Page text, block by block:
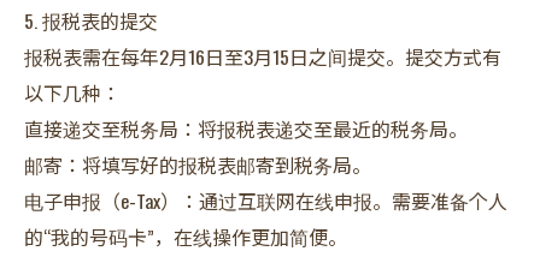
5. 报税表的提交
报税表需在每年2月16日至3月15日之间提交。提交方式有
以下几种：
直接递交至税务局：将报税表递交至最近的税务局。
邮寄：将填写好的报税表邮寄到税务局。
电子申报（e-Tax）：通过互联网在线申报。需要准备个人
的“我的号码卡”，在线操作更加简便。